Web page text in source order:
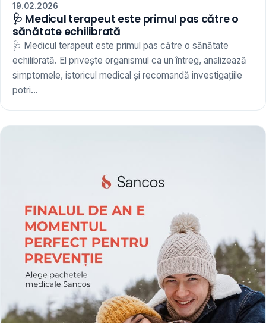
19.02.2026
🩺 Medicul terapeut este primul pas către o
sănătate echilibrată
🩺 Medicul terapeut este primul pas către o sănătate
echilibrată. El privește organismul ca un întreg, analizează
simptomele, istoricul medical și recomandă investigațiile
potri...